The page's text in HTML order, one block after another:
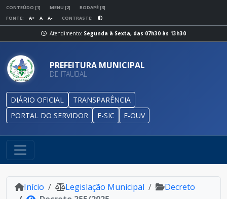
CONTEÚDO [1] MENU [2]
RODAPÉ [3]
FONTE:
A+ A A- CONTRASTE:
Atendimento: Segunda à Sexta, das 07h30 às 13h30
PREFEITURA MUNICIPAL
DE ITAUBAL
DIÁRIO OFICIAL
TRANSPARÊNCIA
PORTAL DO SERVIDOR
E-SIC E-OUV
Início Legislação Municipal
Decreto